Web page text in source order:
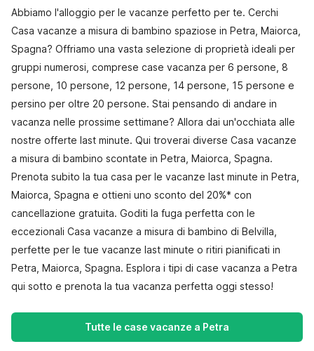
Abbiamo l'alloggio per le vacanze perfetto per te. Cerchi
Casa vacanze a misura di bambino spaziose in Petra, Maiorca,
Spagna? Offriamo una vasta selezione di proprietà ideali per
gruppi numerosi, comprese case vacanza per 6 persone, 8
persone, 10 persone, 12 persone, 14 persone, 15 persone e
persino per oltre 20 persone. Stai pensando di andare in
vacanza nelle prossime settimane? Allora dai un'occhiata alle
nostre offerte last minute. Qui troverai diverse Casa vacanze
a misura di bambino scontate in Petra, Maiorca, Spagna.
Prenota subito la tua casa per le vacanze last minute in Petra,
Maiorca, Spagna e ottieni uno sconto del 20%* con
cancellazione gratuita. Goditi la fuga perfetta con le
eccezionali Casa vacanze a misura di bambino di Belvilla,
perfette per le tue vacanze last minute o ritiri pianificati in
Petra, Maiorca, Spagna. Esplora i tipi di case vacanza a Petra
qui sotto e prenota la tua vacanza perfetta oggi stesso!
Tutte le case vacanze a Petra